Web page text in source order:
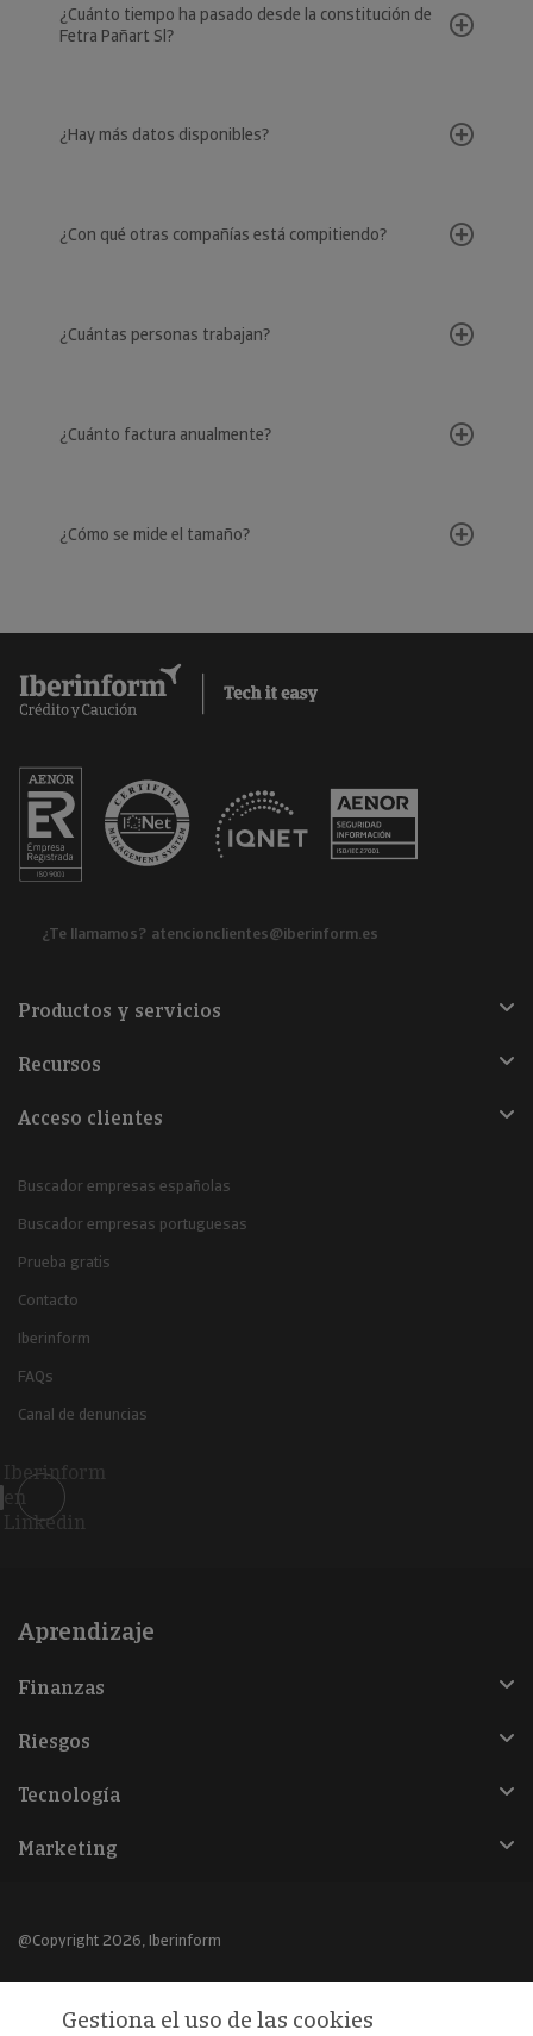
¿Cuánto tiempo ha pasado desde la constitución de
Fetra Pañart Sl?
¿Hay más datos disponibles?
¿Con qué otras compañías está compitiendo?
¿Cuántas personas trabajan?
¿Cuánto factura anualmente?
¿Cómo se mide el tamaño?
¿Te llamamos? atencionclientes@iberinform.es
Productos y servicios
Recursos
Acceso clientes
Buscador empresas españolas
Buscador empresas portuguesas
Prueba gratis
Contacto
Iberinform
FAQs
Canal de denuncias
Iberinform
en
Linkedin
Aprendizaje
Finanzas
Riesgos
Tecnología
Marketing
@Copyright 2026, Iberinform
Gestiona el uso de las cookies